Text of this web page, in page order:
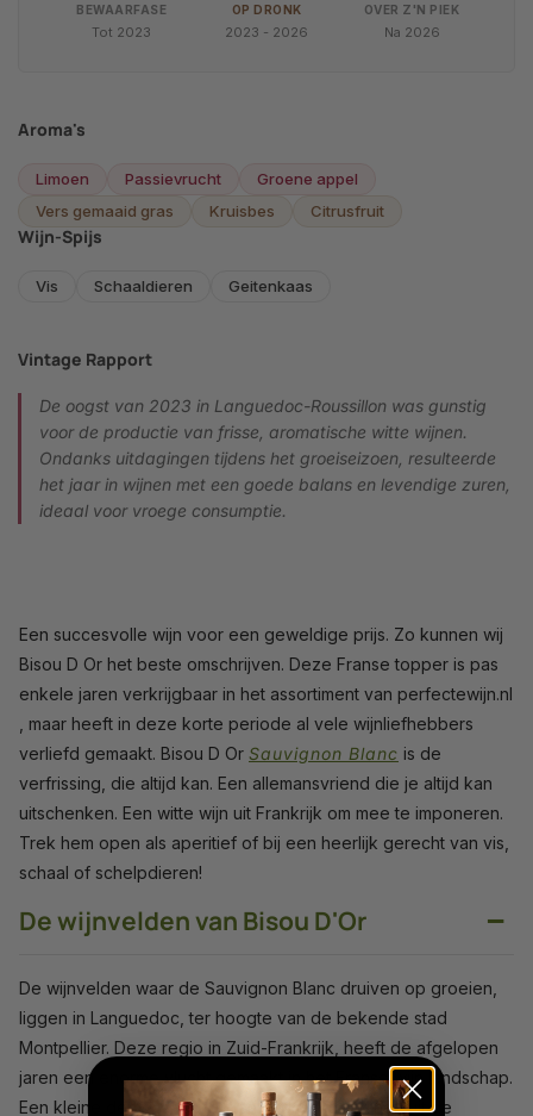
BEWAARFASE
Tot 2023
OP DRONK
2023 - 2026
OVER Z'N PIEK
Na 2026
Aroma's
Limoen Passievrucht
Groene appel
Vers gemaaid gras
Kruisbes Citrusfruit
Wijn-Spijs
Vis Schaaldieren Geitenkaas
Vintage Rapport
De oogst van 2023 in Languedoc-Roussillon was gunstig
voor de productie van frisse, aromatische witte wijnen.
Ondanks uitdagingen tijdens het groeiseizoen, resulteerde
het jaar in wijnen met een goede balans en levendige zuren,
ideaal voor vroege consumptie.
Een succesvolle wijn voor een geweldige prijs. Zo kunnen wij
Bisou D Or het beste omschrijven. Deze Franse topper is pas
enkele jaren verkrijgbaar in het assortiment van perfectewijn.nl
, maar heeft in deze korte periode al vele wijnliefhebbers
verliefd gemaakt. Bisou D Or Sauvignon Blanc is de
verfrissing, die altijd kan. Een allemansvriend die je altijd kan
uitschenken. Een witte wijn uit Frankrijk om mee te imponeren.
Trek hem open als aperitief of bij een heerlijk gerecht van vis,
schaal of schelpdieren!
De wijnvelden van Bisou D'Or −
De wijnvelden waar de Sauvignon Blanc druiven op groeien,
liggen in Languedoc, ter hoogte van de bekende stad
Montpellier. Deze regio in Zuid-Frankrijk, heeft de afgelopen
jaren een enorme vlucht gemaakt in het Franse wijn landschap.
Een kleine dertig jaar geleden hadden de wijnen uit de